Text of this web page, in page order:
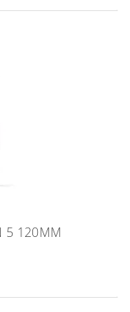
5 120MM